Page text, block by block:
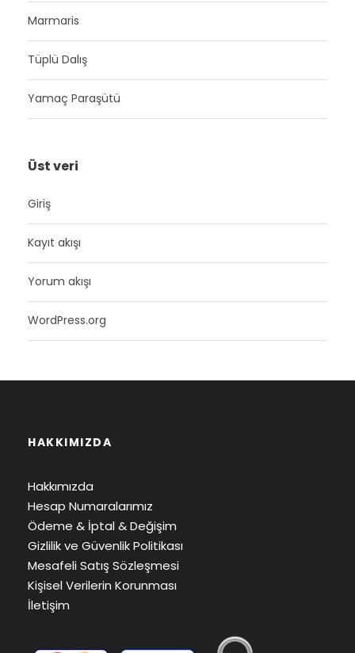
Marmaris
Tüplü Dalış
Yamaç Paraşütü
Üst veri
Giriş
Kayıt akışı
Yorum akışı
WordPress.org
HAKKIMIZDA
Hakkımızda
Hesap Numaralarımız
Ödeme & İptal & Değişim
Gizlilik ve Güvenlik Politikası
Mesafeli Satış Sözleşmesi
Kişisel Verilerin Korunması
İletişim